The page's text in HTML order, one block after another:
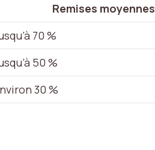
Remises moyennes
70 %
50 %
30 %